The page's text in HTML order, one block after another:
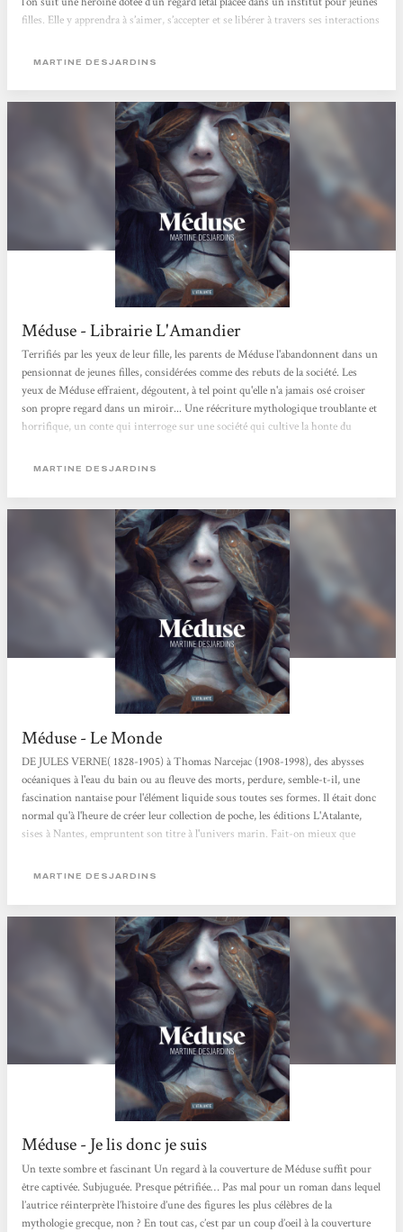
filles. Elle y apprendra à s’aimer, s’accepter et se libérer à travers ses interactions
avertissement...
MARTINE DESJARDINS
Méduse - Librairie L'Amandier
Terrifiés par les yeux de leur fille, les parents de Méduse l'abandonnent dans un
pensionnat de jeunes filles, considérées comme des rebuts de la société. Les
yeux de Méduse effraient, dégoutent, à tel point qu'elle n'a jamais osé croiser
son propre regard dans un miroir... Une réécriture mythologique troublante et
horrifique, un conte qui interroge sur une société qui cultive la honte du
MARTINE DESJARDINS
Méduse - Le Monde
DE JULES VERNE( 1828-1905) à Thomas Narcejac (1908-1998), des abysses
océaniques à l'eau du bain ou au fleuve des morts, perdure, semble-t-il, une
fascination nantaise pour l'élément liquide sous toutes ses formes. Il était donc
normal qu'à l'heure de créer leur collection de poche, les éditions L'Atalante,
sises à Nantes, empruntent son titre à l'univers marin. Fait-on mieux que
collection, extraordinaire roman de l'écrivaine québécoise Martine Desjardins,
MARTINE DESJARDINS
Méduse - Je lis donc je suis
Un texte sombre et fascinant Un regard à la couverture de Méduse suffit pour
être captivée. Subjuguée. Presque pétrifiée… Pas mal pour un roman dans lequel
l’autrice réinterprète l’histoire d’une des figures les plus célèbres de la
mythologie grecque, non ? En tout cas, c’est par un coup d’oeil à la couverture